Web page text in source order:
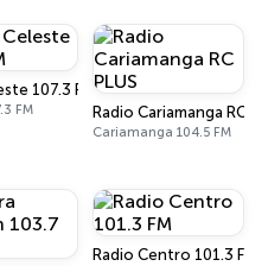
107.3 FM
FM Radio Cariamanga RC
Cariamanga 104.5 FM
Radio Centro 101.3 FM